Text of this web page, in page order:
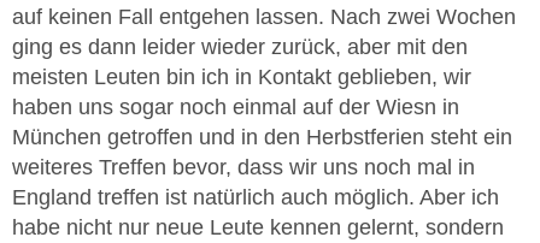
auf keinen Fall entgehen lassen. Nach zwei Wochen
ging es dann leider wieder zurück, aber mit den
meisten Leuten bin ich in Kontakt geblieben, wir
haben uns sogar noch einmal auf der Wiesn in
München getroffen und in den Herbstferien steht ein
weiteres Treffen bevor, dass wir uns noch mal in
England treffen ist natürlich auch möglich. Aber ich
habe nicht nur neue Leute kennen gelernt, sondern